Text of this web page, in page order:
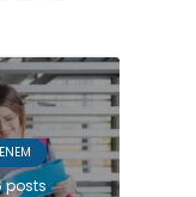
ENEM
posts